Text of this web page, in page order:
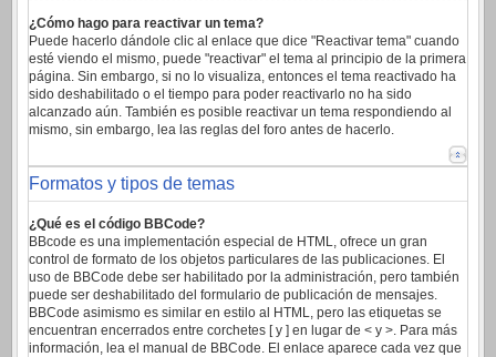
¿Cómo hago para reactivar un tema?
Puede hacerlo dándole clic al enlace que dice "Reactivar tema" cuando
esté viendo el mismo, puede "reactivar" el tema al principio de la primera
página. Sin embargo, si no lo visualiza, entonces el tema reactivado ha
sido deshabilitado o el tiempo para poder reactivarlo no ha sido
alcanzado aún. También es posible reactivar un tema respondiendo al
mismo, sin embargo, lea las reglas del foro antes de hacerlo.
Formatos y tipos de temas
¿Qué es el código BBCode?
BBcode es una implementación especial de HTML, ofrece un gran
control de formato de los objetos particulares de las publicaciones. El
uso de BBCode debe ser habilitado por la administración, pero también
puede ser deshabilitado del formulario de publicación de mensajes.
BBCode asimismo es similar en estilo al HTML, pero las etiquetas se
encuentran encerrados entre corchetes [ y ] en lugar de < y >. Para más
información, lea el manual de BBCode. El enlace aparece cada vez que